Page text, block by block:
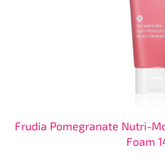
Frudia Pomegranate Nutri-
Foam